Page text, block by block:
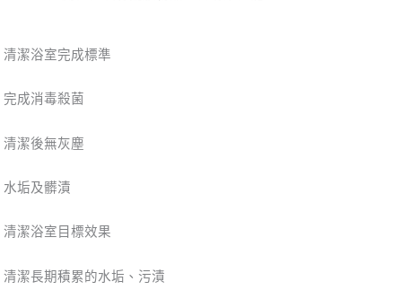
清潔浴室完成標準
完成消毒殺菌
清潔後無灰塵
水垢及髒漬
清潔浴室目標效果
清潔長期積累的水垢、污漬